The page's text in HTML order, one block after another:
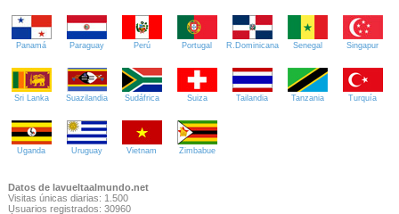
Panamá Paraguay Perú Portugal R.Dominicana Senegal Singapur
Sri Lanka Suazilandia Sudáfrica Suiza Tailandia Tanzania Turquía
Uganda Uruguay Vietnam Zimbabue
Datos de lavueltaalmundo.net
Visitas únicas diarias: 1.500
Usuarios registrados: 30960